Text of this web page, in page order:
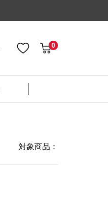
0
対象商品：